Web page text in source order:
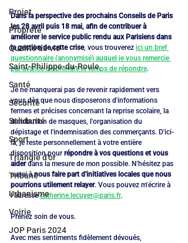
Projet
Propreté
Qualité de vie
Saint-Philippe-du-Roule
Santé
Sécurité
Solidarité
Sport
Triangle d'or
Tribune
Urbanisme
Voirie
JOP Paris 2024
Dans la perspective des prochains Conseils de Paris
les 28 avril puis 18 mai, afin de contribuer à
améliorer le service public rendu aux Parisiens dans
la gestion de cette crise, vous trouverez ici un bref
questionnaire (anonymisé) auquel je vous remercie
par avance de prendre le temps de répondre.
Je ne manquerai pas de revenir rapidement vers
vous dès que nous disposerons d'informations
fermes et précises concernant la reprise scolaire, la
distribution de masques, l'organisation du
dépistage et l'indemnisation des commerçants. D'ici-
là, je reste personnellement à votre entière
disposition pour répondre à vos questions et vous
aider dans la mesure de mon possible. N'hésitez pas
aussi à nous faire part d'initiatives locales que nous
pourrions utilement relayer. Vous pouvez m’écrire à
l’adresse catherine.lecuyer@paris.fr.
Prenez soin de vous.
Avec mes sentiments fidèlement dévoués,